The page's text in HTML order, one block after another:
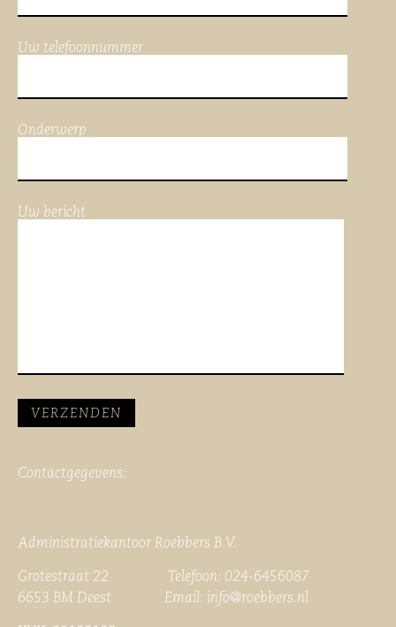
Uw telefoonnummer
Onderwerp
Uw bericht
Contactgegevens:
Administratiekantoor Roebbers B.V.
Grotestraat 22 Telefoon: 024-6456087
6653 BM Deest Email: info@roebbers.nl